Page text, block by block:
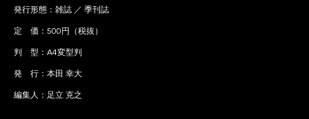
発行形態：雑誌 ／ 季刊誌
定 価：500円（税抜）
判 型：A4変型判
発 行：本田 幸大
編集人：足立 克之